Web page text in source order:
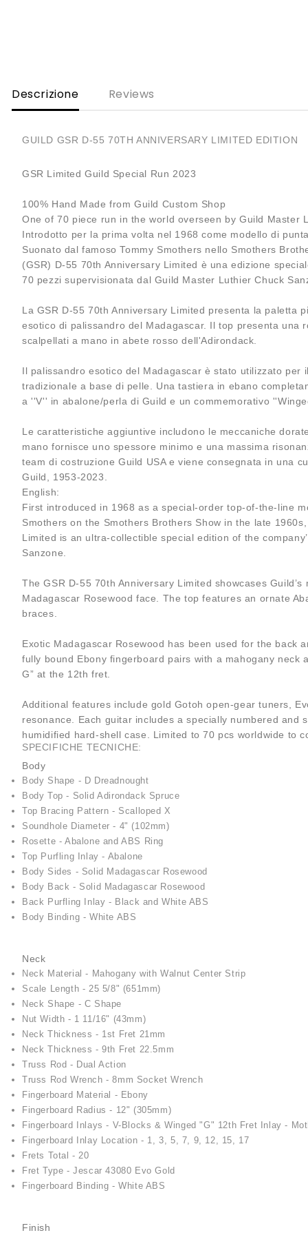
Descrizione Reviews
GUILD GSR D-55 70TH ANNIVERSARY LIMITED EDITION
GSR Limited Guild Special Run 2023
100% Hand Made from Guild Custom Shop
One of 70 piece run in the world overseen by Guild Master
Introdotto per la prima volta nel 1968 come modello di
Suonato dal famoso Tommy Smothers nello Smothers
(GSR) D-55 70th Anniversary Limited è una edizione
70 pezzi supervisionata dal Guild Master Luthier Chuck
La GSR D-55 70th Anniversary Limited presenta la
esotico di palissandro del Madagascar. Il top presenta
scalpellati a mano in abete rosso dell'Adirondack.
Il palissandro esotico del Madagascar è stato utilizzato
tradizionale a base di pelle. Una tastiera in ebano
a ''V'' in abalone/perla di Guild e un commemorativo
Le caratteristiche aggiuntive includono le meccaniche
mano fornisce uno spessore minimo e una massima
team di costruzione Guild USA e viene consegnata in una
Guild, 1953-2023.
English:
First introduced in 1968 as a special-order top-of-the-line
Smothers on the Smothers Brothers Show in the late
Limited is an ultra-collectible special edition of the
Sanzone.
The GSR D-55 70th Anniversary Limited showcases
Madagascar Rosewood face. The top features an ornate
braces.
Exotic Madagascar Rosewood has been used for the
fully bound Ebony fingerboard pairs with a mahogany neck
G” at the 12th fret.
Additional features include gold Gotoh open-gear tuners,
resonance. Each guitar includes a specially numbered and
humidified hard-shell case. Limited to 70 pcs worldwide to
SPECIFICHE TECNICHE:
Body
Body Shape - D Dreadnought
Body Top - Solid Adirondack Spruce
Top Bracing Pattern - Scalloped X
Soundhole Diameter - 4" (102mm)
Rosette - Abalone and ABS Ring
Top Purfling Inlay - Abalone
Body Sides - Solid Madagascar Rosewood
Body Back - Solid Madagascar Rosewood
Back Purfling Inlay - Black and White ABS
Body Binding - White ABS
Neck
Neck Material - Mahogany with Walnut Center Strip
Scale Length - 25 5/8" (651mm)
Neck Shape - C Shape
Nut Width - 1 11/16" (43mm)
Neck Thickness - 1st Fret 21mm
Neck Thickness - 9th Fret 22.5mm
Truss Rod - Dual Action
Truss Rod Wrench - 8mm Socket Wrench
Fingerboard Material - Ebony
Fingerboard Radius - 12" (305mm)
Fingerboard Inlays - V-Blocks & Winged "G" 12th Fret Inlay -
Fingerboard Inlay Location - 1, 3, 5, 7, 9, 12, 15, 17
Frets Total - 20
Fret Type - Jescar 43080 Evo Gold
Fingerboard Binding - White ABS
Finish